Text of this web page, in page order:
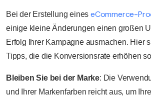
Bei der Erstellung eines eCommerce-
einige kleine Änderungen einen großen
Erfolg Ihrer Kampagne ausmachen. Hier
Tipps, die die Konversionsrate erhöhen
Bleiben Sie bei der Marke: Die
und Ihrer Markenfarben reicht aus, um